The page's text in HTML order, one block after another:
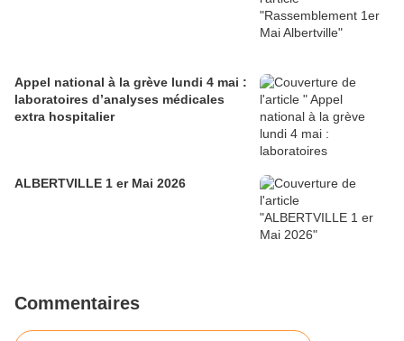
Appel national à la grève lundi 4 mai :
laboratoires d’analyses médicales
extra hospitalier
ALBERTVILLE 1 er Mai 2026
Commentaires